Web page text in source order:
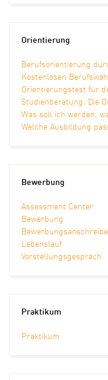
Orientierung
Berufsorientierung
Kostenlosen
Orientierungstest für
Studienberatung: Die
Was soll ich werden,
Welche Ausbildung
Bewerbung
Assessment Center
Bewerbung
Lebenslauf
Vorstellungsgespräch
Praktikum
Praktikum